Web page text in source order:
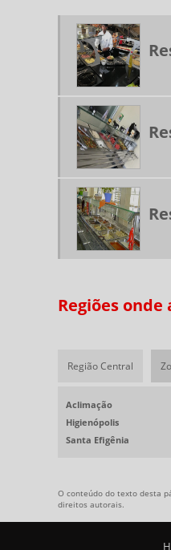
Regiões
Região Central
Aclimação
Higienópolis
Santa Efigênia
O conteúdo do texto desta
direitos autorais.